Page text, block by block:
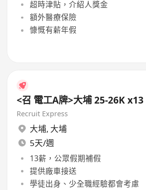
超時津貼，介紹人獎金
額外醫療保險
慷慨有薪年假
<召 電工A牌>大埔 25-26K x13
Recruit Express
大埔, 大埔
5天/週
13薪，公眾假期補假
提供廠車接送
學徒出身、少全職經驗都會考慮